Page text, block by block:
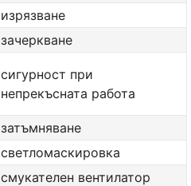
изрязване
зачеркване
сигурност при
непрекъсната работа
затъмняване
светломаскировка
смукателен вентилатор